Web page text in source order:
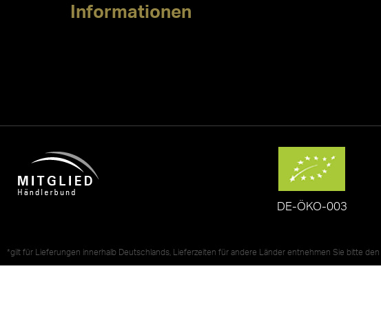
Informationen
DE-ÖKO-003
*gilt für Lieferungen innerhalb Deutschlands, Lieferzeiten für andere Länder entnehmen Sie bitte den